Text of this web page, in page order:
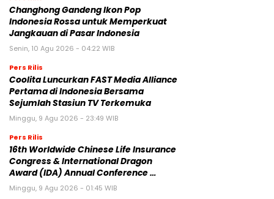
Changhong Gandeng Ikon Pop
Indonesia Rossa untuk Memperkuat
Jangkauan di Pasar Indonesia
Senin, 10 Agu 2026 - 04:22 WIB
Pers Rilis
Coolita Luncurkan FAST Media Alliance
Pertama di Indonesia Bersama
Sejumlah Stasiun TV Terkemuka
Minggu, 9 Agu 2026 - 23:49 WIB
Pers Rilis
16th Worldwide Chinese Life Insurance
Congress & International Dragon
Award (IDA) Annual Conference …
Minggu, 9 Agu 2026 - 01:45 WIB